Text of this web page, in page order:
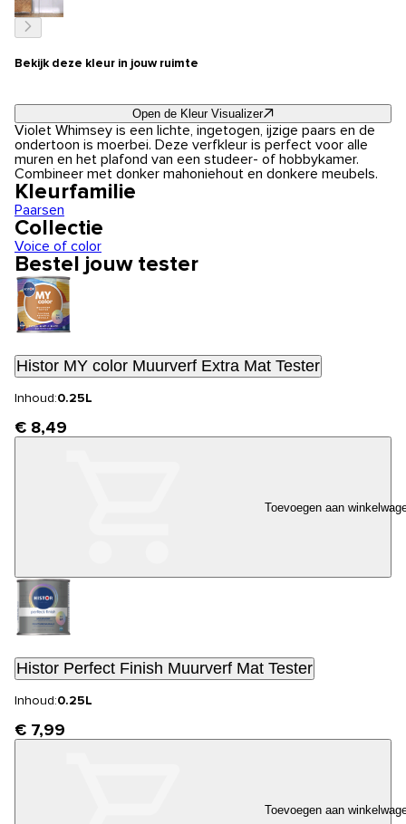
Bekijk deze kleur in jouw ruimte
Open de Kleur Visualizer
Violet Whimsey is een lichte, ingetogen, ijzige paars en de
ondertoon is moerbei. Deze verfkleur is perfect voor alle
muren en het plafond van een studeer- of hobbykamer.
Combineer met donker mahoniehout en donkere meubels.
Kleurfamilie
Paarsen
Collectie
Voice of color
Bestel jouw tester
Histor MY color Muurverf Extra Mat Tester
Inhoud:0.25L
€ 8,49
Toevoegen aan
Histor Perfect Finish Muurverf Mat Tester
Inhoud:0.25L
€ 7,99
Toevoegen aan